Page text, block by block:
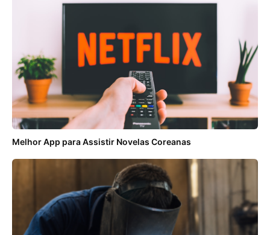
Melhor App para Assistir Novelas Coreanas